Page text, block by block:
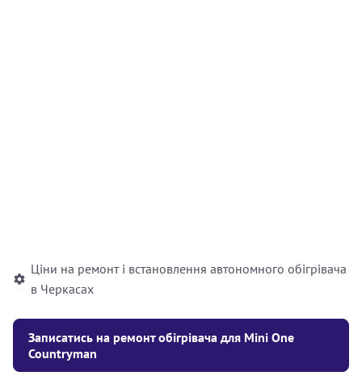
Ціни на ремонт і встановлення автономного обігрівача
в Черкасах
Записатись на ремонт обігрівача для Mini One
Countryman